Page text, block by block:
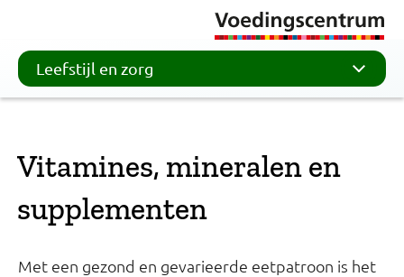
Leefstijl en zorg
Vitamines, mineralen en
supplementen
Met een gezond en gevarieerde eetpatroon is het